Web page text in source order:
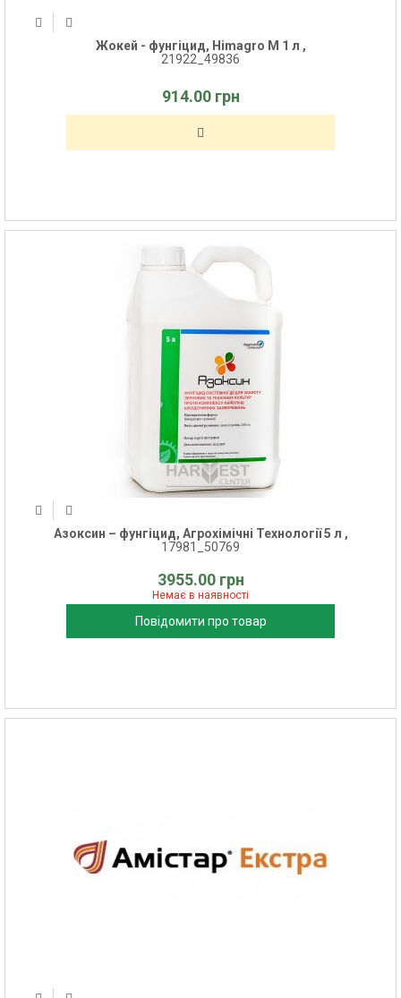
Жокей - фунгіцид, Himagro M 1 л ,
21922_49836
914.00 грн
Азоксин – фунгіцид, Агрохімічні Технології 5 л ,
17981_50769
3955.00 грн
Немає в наявності
Повідомити про товар